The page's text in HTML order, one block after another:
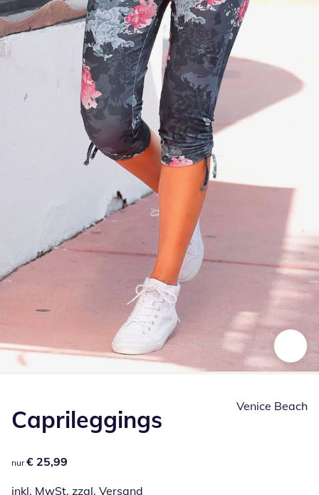
Caprileggings
€ 25,99
nur € 25,99
inkl. MwSt. zzgl. Versand
Venice Beach